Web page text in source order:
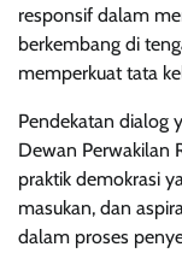
responsif dalam
berkembang di
memperkuat tata
Pendekatan dialog
Dewan Perwakilan
praktik demokrasi
masukan, dan
dalam proses